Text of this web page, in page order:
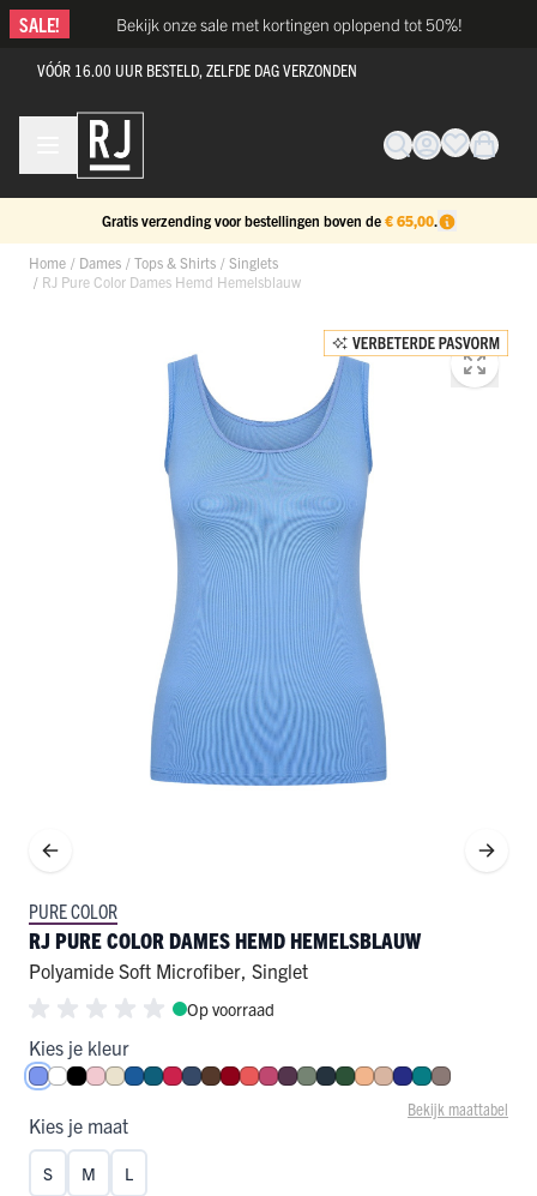
Ga naar de inhoud
SALE! Bekijk onze sale met kortingen oplopend tot 50%!
VÓÓR 16.00 UUR BESTELD, ZELFDE DAG VERZONDEN
Gratis verzending voor bestellingen boven de € 65,00.
Home / Dames / Tops & Shirts / Singlets
/ RJ Pure Color Dames Hemd Hemelsblauw
PURE COLOR
RJ PURE COLOR DAMES HEMD HEMELSBLAUW
Polyamide Soft Microfiber, Singlet
Op voorraad
Kies je kleur
Hemelsblauw
WitZwart
RozeIvoorBlauw
Petrol
RoodDonkerblauw
Espresso
Donkerrood
Koraal
Fuchsia
Aubergine
OlijfNavyDonkergroen
Perzik
Caffè Latte
Royal Blue
Smaragd
Taupe
Bekijk maattabel
Kies je maat
S M L